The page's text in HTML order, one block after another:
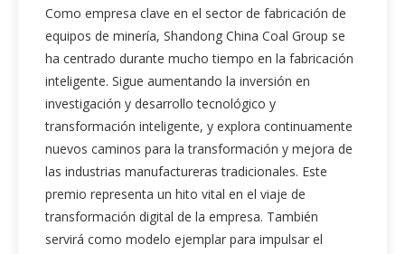
Como empresa clave en el sector de fabricación de
equipos de minería, Shandong China Coal Group se
ha centrado durante mucho tiempo en la fabricación
inteligente. Sigue aumentando la inversión en
investigación y desarrollo tecnológico y
transformación inteligente, y explora continuamente
nuevos caminos para la transformación y mejora de
las industrias manufactureras tradicionales. Este
premio representa un hito vital en el viaje de
transformación digital de la empresa. También
servirá como modelo ejemplar para impulsar el